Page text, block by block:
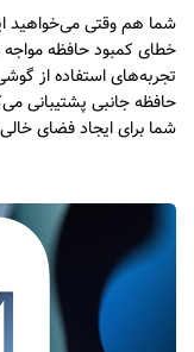
شما هم وقتی می‌خواهید
خطای کمبود حافظه مواجه
تجربه‌های استفاده از
حافظه جانبی پشتیبانی
شما برای ایجاد فضای